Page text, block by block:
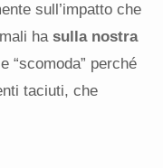
sull’impatto che
ha sulla nostra
“scomoda” perché
taciuti, che